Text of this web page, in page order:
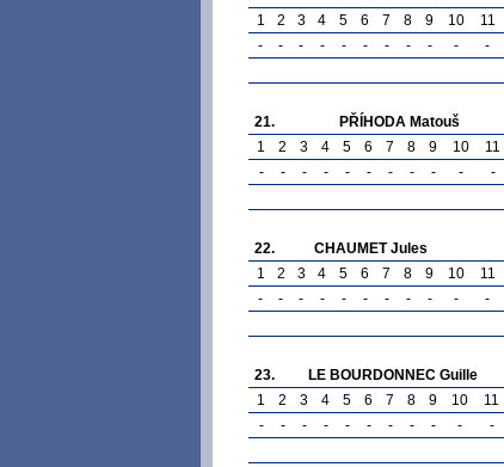
1
2 3 4 5 6 7 8 9 10 11
-
- - - - - - - - - -
21. PŘÍHODA Matouš
1
2 3 4 5 6 7 8 9 10 11
-
- - - - - - - - - -
22. CHAUMET Jules
1
2 3 4 5 6 7 8 9 10 11
-
- - - - - - - - - -
23. LE BOURDONNEC Guille
1
2 3 4 5 6 7 8 9 10 11
-
- - - - - - - - - -